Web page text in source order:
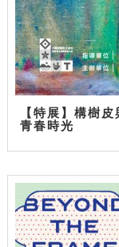
【特展】構樹
青春時光